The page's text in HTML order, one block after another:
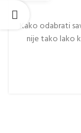
Kako odabrati
nije tako lako